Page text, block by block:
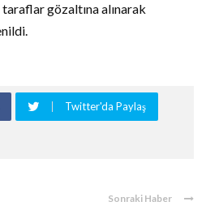
taraflar gözaltına alınarak
Twitter'da Paylaş
Sonraki Haber